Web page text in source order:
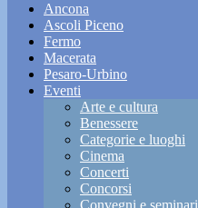
Ancona
Ascoli Piceno
Fermo
Macerata
Pesaro-Urbino
Eventi
Arte e cultura
Benessere
Categorie e luoghi
Cinema
Concerti
Concorsi
Convegni e seminari